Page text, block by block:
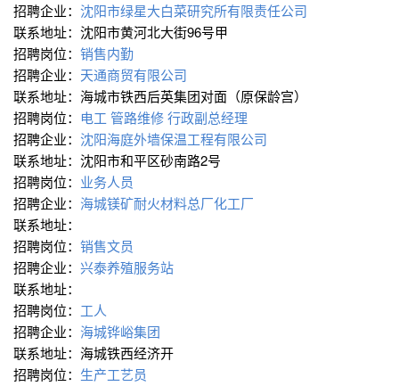
招聘企业： 沈阳市绿星大白菜研究所有限责任公司
联系地址：沈阳市黄河北大街96号甲
招聘岗位： 销售内勤
招聘企业： 天通商贸有限公司
联系地址：海城市铁西后英集团对面（原保龄宫）
招聘岗位： 电工 管路维修行政副总经理
招聘企业： 沈阳海庭外墙保温工程有限公司
联系地址：沈阳市和平区砂南路2号
招聘岗位： 业务人员
招聘企业： 海城镁矿耐火材料总厂化工厂
联系地址：
招聘岗位： 销售文员
招聘企业： 兴泰养殖服务站
联系地址：
招聘岗位： 工人
招聘企业： 海城铧峪集团
联系地址：海城铁西经济开
招聘岗位： 生产工艺员